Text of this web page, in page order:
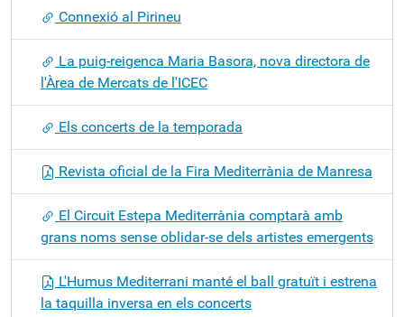
Connexió al Pirineu
La puig-reigenca Maria Basora, nova directora de
l'Àrea de Mercats de l'ICEC
Els concerts de la temporada
Revista oficial de la Fira Mediterrània de Manresa
El Circuit Estepa Mediterrània comptarà amb
grans noms sense oblidar-se dels artistes emergents
L'Humus Mediterrani manté el ball gratuït i estrena
la taquilla inversa en els concerts